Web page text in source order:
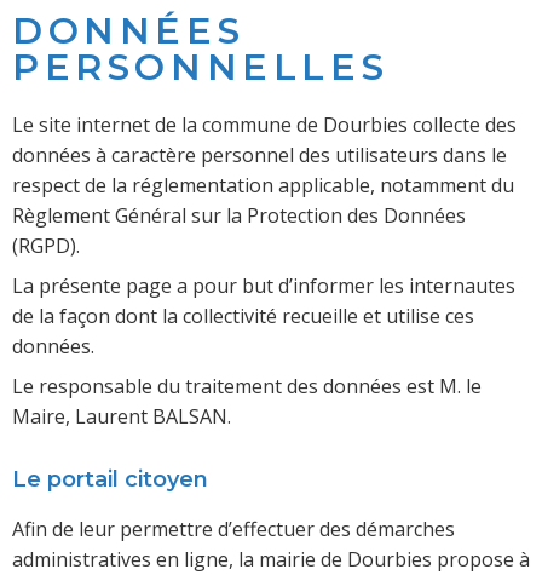
DONNÉES
PERSONNELLES
Le site internet de la commune de Dourbies collecte des
données à caractère personnel des utilisateurs dans le
respect de la réglementation applicable, notamment du
Règlement Général sur la Protection des Données
(RGPD).
La présente page a pour but d’informer les internautes
de la façon dont la collectivité recueille et utilise ces
données.
Le responsable du traitement des données est M. le
Maire, Laurent BALSAN.
Le portail citoyen
Afin de leur permettre d’effectuer des démarches
administratives en ligne, la mairie de Dourbies propose à